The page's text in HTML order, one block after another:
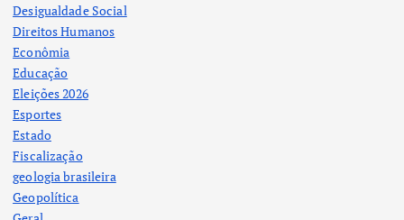
Desigualdade Social
Direitos Humanos
Econômia
Educação
Eleições 2026
Esportes
Estado
Fiscalização
geologia brasileira
Geopolítica